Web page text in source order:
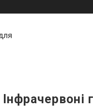
Інфрачервоні